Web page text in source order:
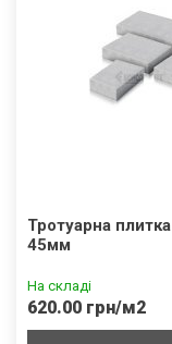
Тротуарна
45мм
На складі
620.00 грн/м2